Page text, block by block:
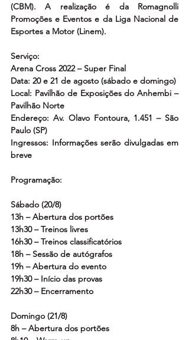
(CBM). A realização é da Romagnolli
Promoções e Eventos e da Liga Nacional de
Esportes a Motor (Linem).
Serviço:
Arena Cross 2022 – Super Final
Data: 20 e 21 de agosto (sábado e domingo)
Local: Pavilhão de Exposições do Anhembi –
Pavilhão Norte
Endereço: Av. Olavo Fontoura, 1.451 – São
Paulo (SP)
Ingressos: Informações serão divulgadas em
breve
Programação:
Sábado (20/8)
13h – Abertura dos portões
13h30 – Treinos livres
16h30 – Treinos classificatórios
18h – Sessão de autógrafos
19h – Abertura do evento
19h30 – Início das provas
22h30 – Encerramento
Domingo (21/8)
8h – Abertura dos portões